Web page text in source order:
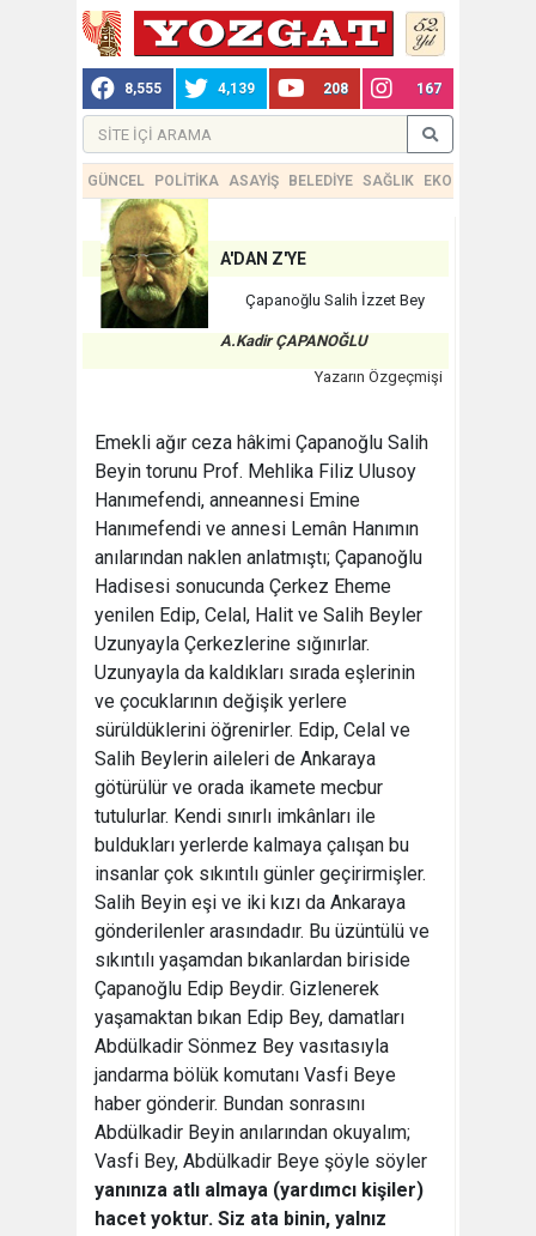
8,555 4,139 208 167
GÜNCEL POLİTİKA ASAYİŞ BELEDİYE SAĞLIK EKONOMİ
A'DAN Z'YE
Çapanoğlu Salih İzzet Bey
A.Kadir ÇAPANOĞLU
Yazarın Özgeçmişi
Emekli ağır ceza hâkimi Çapanoğlu Salih
Beyin torunu Prof. Mehlika Filiz Ulusoy
Hanımefendi, anneannesi Emine
Hanımefendi ve annesi Lemân Hanımın
anılarından naklen anlatmıştı; Çapanoğlu
Hadisesi sonucunda Çerkez Eheme
yenilen Edip, Celal, Halit ve Salih Beyler
Uzunyayla Çerkezlerine sığınırlar.
Uzunyayla da kaldıkları sırada eşlerinin
ve çocuklarının değişik yerlere
sürüldüklerini öğrenirler. Edip, Celal ve
Salih Beylerin aileleri de Ankaraya
götürülür ve orada ikamete mecbur
tutulurlar. Kendi sınırlı imkânları ile
buldukları yerlerde kalmaya çalışan bu
insanlar çok sıkıntılı günler geçirirmişler.
Salih Beyin eşi ve iki kızı da Ankaraya
gönderilenler arasındadır. Bu üzüntülü ve
sıkıntılı yaşamdan bıkanlardan biriside
Çapanoğlu Edip Beydir. Gizlenerek
yaşamaktan bıkan Edip Bey, damatları
Abdülkadir Sönmez Bey vasıtasıyla
jandarma bölük komutanı Vasfi Beye
haber gönderir. Bundan sonrasını
Abdülkadir Beyin anılarından okuyalım;
Vasfi Bey, Abdülkadir Beye şöyle söyler
yanınıza atlı almaya (yardımcı kişiler)
hacet yoktur. Siz ata binin, yalnız